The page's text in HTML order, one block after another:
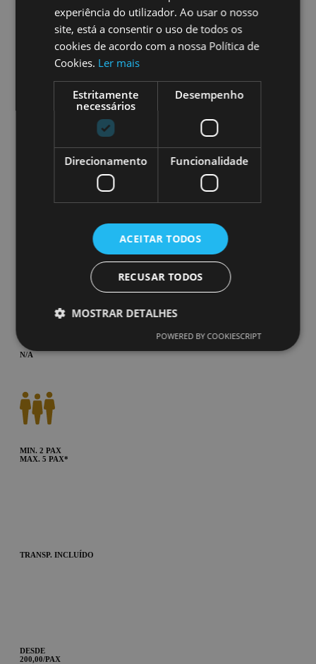
APROX. 5H
N/A
MIN. 2 PAX
MAX. 5 PAX*
TRANSP. INCLUÍDO
DESDE
200,00/PAX
experiência do utilizador. Ao usar o nosso
site, está a consentir o uso de todos os
cookies de acordo com a nossa Política de
Cookies. Ler mais
Estritamente
necessários
Desempenho
Direcionamento Funcionalidade
ACEITAR TODOS
RECUSAR TODOS
MOSTRAR DETALHES
POWERED BY COOKIESCRIPT